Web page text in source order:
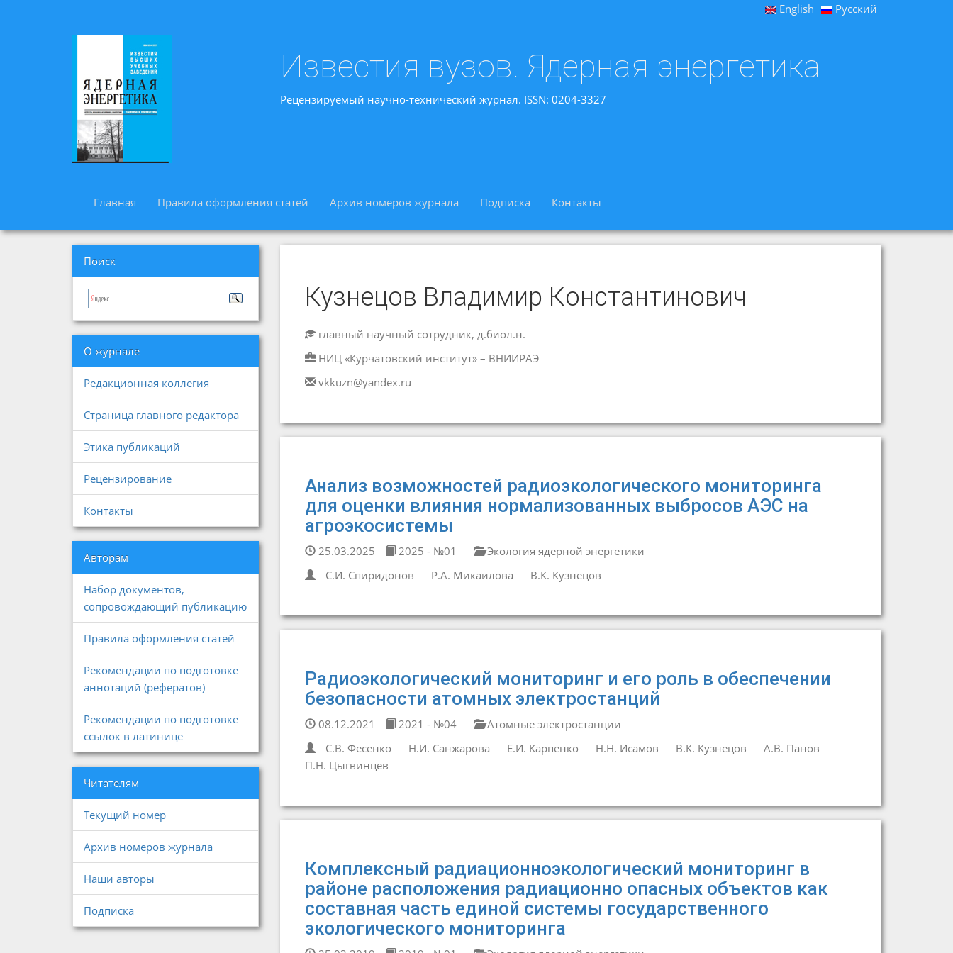
English Русский
Известия вузов. Ядерная энергетика
Рецензируемый научно-технический журнал. ISSN: 0204-3327
Главная Правила оформления статей Архив номеров журнала Подписка Контакты
Поиск
О журнале
Редакционная коллегия
Страница главного редактора
Этика публикаций
Рецензирование
Контакты
Авторам
Набор документов,
сопровождающий публикацию
Правила оформления статей
Рекомендации по подготовке
аннотаций (рефератов)
Рекомендации по подготовке
ссылок в латинице
Читателям
Текущий номер
Архив номеров журнала
Наши авторы
Подписка
Кузнецов Владимир Константинович
главный научный сотрудник, д.биол.н.
НИЦ «Курчатовский институт» – ВНИИРАЭ
vkkuzn@yandex.ru
Анализ возможностей радиоэкологического мониторинга
для оценки влияния нормализованных выбросов АЭС на
агроэкосистемы
25.03.2025 2025 - №01
Экология ядерной энергетики
С.И. Спиридонов
Р.А. Микаилова В.К. Кузнецов
Радиоэкологический мониторинг и его роль в обеспечении
безопасности атомных электростанций
08.12.2021 2021 - №04
Атомные электростанции
С.В. Фесенко
Н.И. Санжарова Е.И. Карпенко Н.Н. Исамов В.К. Кузнецов
А.В. Панов
П.Н. Цыгвинцев
Комплексный радиационноэкологический мониторинг в
районе расположения радиационно опасных объектов как
составная часть единой системы государственного
экологического мониторинга